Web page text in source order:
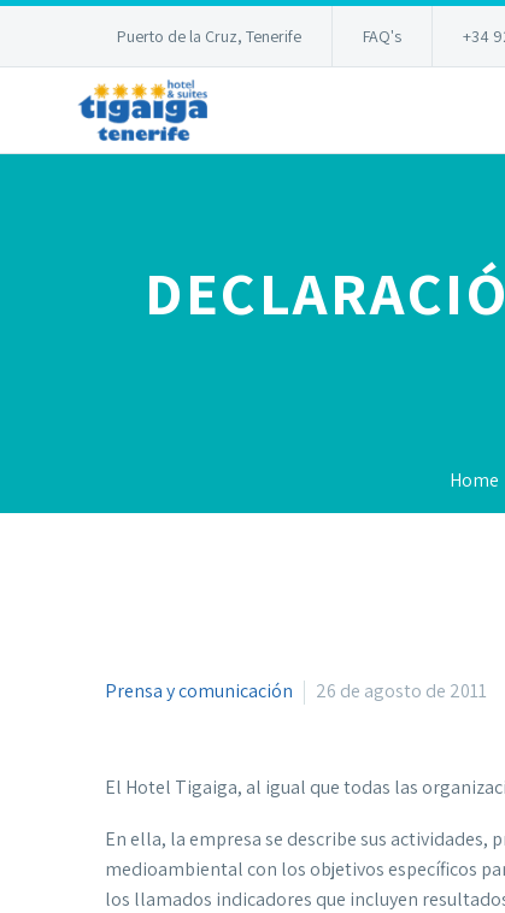
Puerto de la Cruz, Tenerife FAQ's +34
Home
Prensa y comunicación 26 de agosto de 2011
El Hotel Tigaiga, al igual que todas las
En ella, la empresa se describe sus
medioambiental con los objetivos específicos
los llamados indicadores que incluyen